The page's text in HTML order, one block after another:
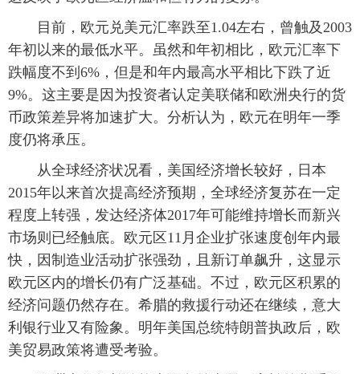
目前，欧元兑美元汇率跌至1.04左右，曾触及2003
年初以来的最低水平。虽然和年初相比，欧元汇率下
跌幅度不到6%，但是和年内最高水平相比下跌了近
9%。这主要是因为投资者认定美联储和欧洲央行的货
币政策差异将加速扩大。分析认为，欧元在明年一季
度仍将承压。
从全球经济状况看，美国经济增长较好，日本
2015年以来首次提高经济预期，全球经济复苏在一定
程度上转强，发达经济体2017年可能维持增长而新兴
市场则已经触底。欧元区11月企业扩张速度创年内最
快，因制造业活动扩张强劲，且新订单飙升，这显示
欧元区内的增长仍有广泛基础。不过，欧元区积累的
经济问题仍然存在。希腊的救援行动还在继续，意大
利银行业又有险象。明年美国总统特朗普执政后，欧
美贸易政策将遭受考验。